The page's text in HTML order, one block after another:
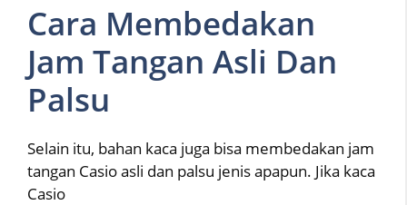
Cara Membedakan
Jam Tangan Asli Dan
Palsu
Selain itu, bahan kaca juga bisa membedakan jam
tangan Casio asli dan palsu jenis apapun. Jika kaca
Casio